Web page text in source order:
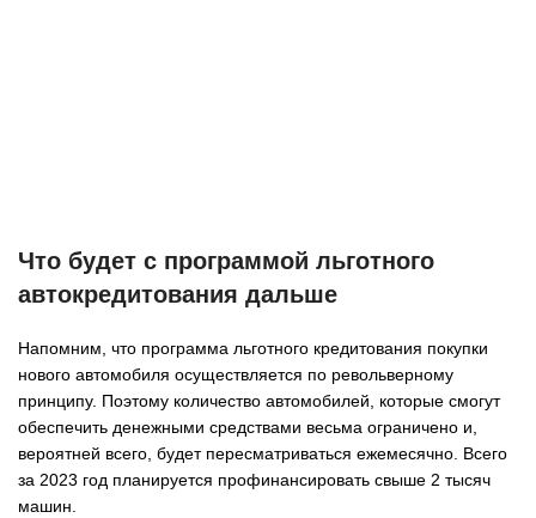
Что будет с программой льготного
автокредитования дальше
Напомним, что программа льготного кредитования покупки
нового автомобиля осуществляется по револьверному
принципу. Поэтому количество автомобилей, которые смогут
обеспечить денежными средствами весьма ограничено и,
вероятней всего, будет пересматриваться ежемесячно. Всего
за 2023 год планируется профинансировать свыше 2 тысяч
машин.